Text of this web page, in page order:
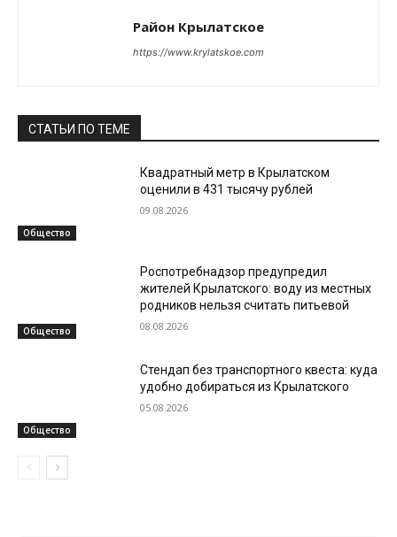
Район Крылатское
https://www.krylatskoe.com
СТАТЬИ ПО ТЕМЕ
Общество
Квадратный метр в Крылатском
оценили в 431 тысячу рублей
09.08.2026
Общество
Роспотребнадзор предупредил
жителей Крылатского: воду из местных
родников нельзя считать питьевой
08.08.2026
Общество
Стендап без транспортного квеста: куда
удобно добираться из Крылатского
05.08.2026